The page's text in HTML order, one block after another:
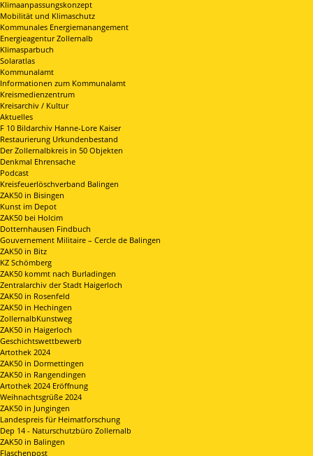
Klimaanpassungskonzept
Mobilität und Klimaschutz
Kommunales Energiemanangement
Energieagentur Zollernalb
Klimasparbuch
Solaratlas
Kommunalamt
Informationen zum Kommunalamt
Kreismedienzentrum
Kreisarchiv / Kultur
Aktuelles
F 10 Bildarchiv Hanne-Lore Kaiser
Restaurierung Urkundenbestand
Der Zollernalbkreis in 50 Objekten
Denkmal Ehrensache
Podcast
Kreisfeuerlöschverband Balingen
ZAK50 in Bisingen
Kunst im Depot
ZAK50 bei Holcim
Dotternhausen Findbuch
Gouvernement Militaire – Cercle de Balingen
ZAK50 in Bitz
KZ Schömberg
ZAK50 kommt nach Burladingen
Zentralarchiv der Stadt Haigerloch
ZAK50 in Rosenfeld
ZAK50 in Hechingen
ZollernalbKunstweg
ZAK50 in Haigerloch
Geschichtswettbewerb
Artothek 2024
ZAK50 in Dormettingen
ZAK50 in Rangendingen
Artothek 2024 Eröffnung
Weihnachtsgrüße 2024
ZAK50 in Jungingen
Landespreis für Heimatforschung
Dep 14 - Naturschutzbüro Zollernalb
ZAK50 in Balingen
Flaschenpost